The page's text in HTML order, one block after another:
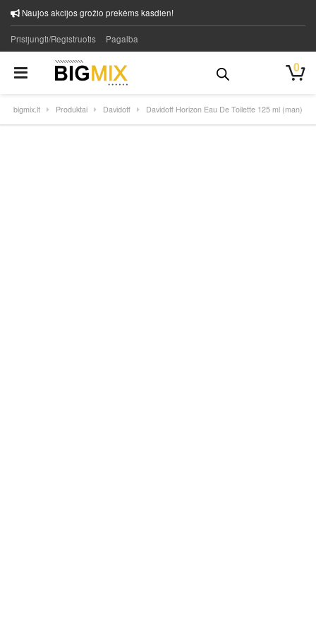
Naujos akcijos grožio prekėms kasdien!
Prisijungti/Registruotis Pagalba
0
bigmix.lt Produktai Davidoff Davidoff Horizon Eau De Toilette 125 ml (man)